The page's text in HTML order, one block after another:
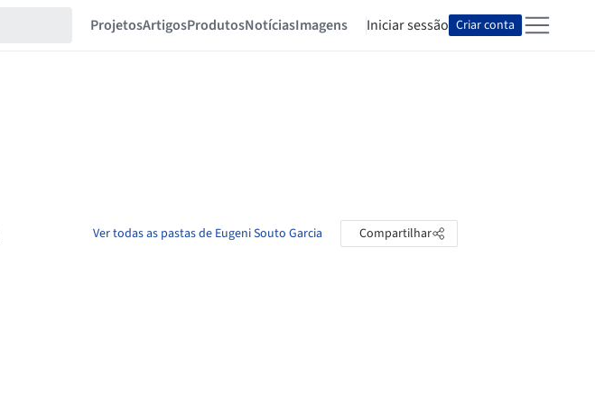
ProjetosArtigosProdutosNotíciasImagens Iniciar sessão Criar conta
Ver todas as pastas de Eugeni Souto Garcia Compartilhar